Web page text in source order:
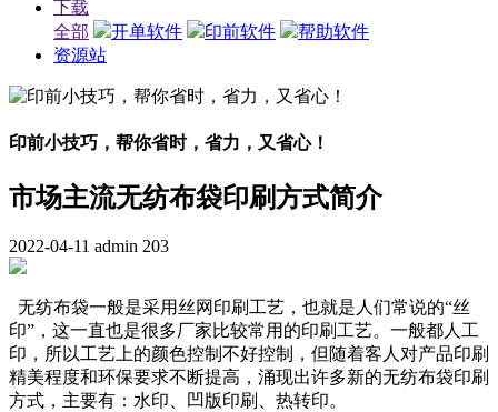
下载
全部
开单软件 印前软件
帮助软件
资源站
印前小技巧，帮你省时，省力，又省心！
市场主流无纺布袋印刷方式简介
2022-04-11 admin 203
无纺布袋一般是采用丝网印刷工艺，也就是人们常说的“丝
印”，这一直也是很多厂家比较常用的印刷工艺。一般都人工
印，所以工艺上的颜色控制不好控制，但随着客人对产品印刷
精美程度和环保要求不断提高，涌现出许多新的无纺布袋印刷
方式，主要有：水印、凹版印刷、热转印。